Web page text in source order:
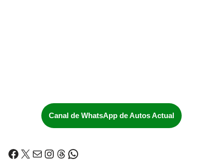
Canal de WhatsApp de Autos Actual